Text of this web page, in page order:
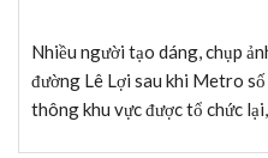
Nhiều người tạo dáng, chụp
đường Lê Lợi sau khi Metro
thông khu vực được tổ chức